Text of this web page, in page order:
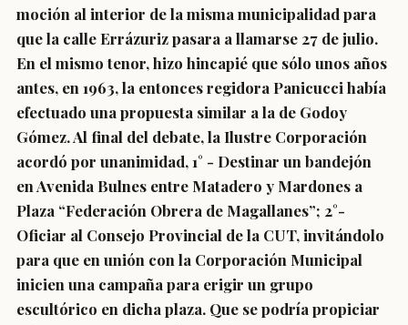
moción al interior de la misma municipalidad para
que la calle Errázuriz pasara a llamarse 27 de julio.
En el mismo tenor, hizo hincapié que sólo unos años
antes, en 1963, la entonces regidora Panicucci había
efectuado una propuesta similar a la de Godoy
Gómez. Al final del debate, la Ilustre Corporación
acordó por unanimidad, 1° - Destinar un bandejón
en Avenida Bulnes entre Matadero y Mardones a
Plaza “Federación Obrera de Magallanes”; 2°-
Oficiar al Consejo Provincial de la CUT, invitándolo
para que en unión con la Corporación Municipal
inicien una campaña para erigir un grupo
escultórico en dicha plaza. Que se podría propiciar